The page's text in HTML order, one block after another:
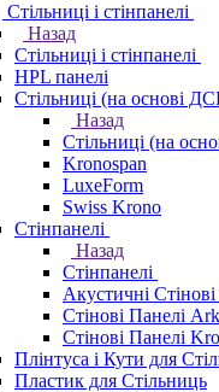
Стільниці і стінпанелі
Назад
Стільниці і стінпанелі
HPL панелі
Стільниці (на основі
Назад
Стільниці (на
Kronospan
LuxeForm
Swiss Krono
Стінпанелі
Назад
Стінпанелі
Акустичні
Стінові Панелі
Стінові Панелі
Плінтуса і Кути для
Пластик для Стільниць